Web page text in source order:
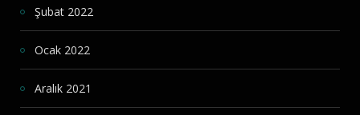
Şubat 2022
Ocak 2022
Aralık 2021